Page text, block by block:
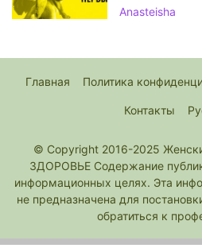
Anasteisha
Главная Политика
Контакты
© Copyright 2016-2025
ЗДОРОВЬЕ Содержание
информационных целях. Эта
не предназначена для
обратиться к